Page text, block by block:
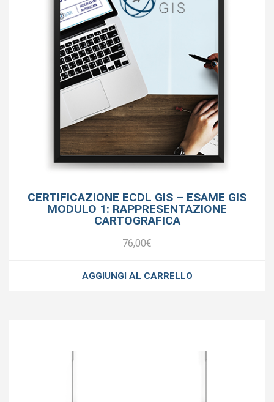
CERTIFICAZIONE ECDL GIS – ESAME GIS
MODULO 1: RAPPRESENTAZIONE
CARTOGRAFICA
76,00€
AGGIUNGI AL CARRELLO